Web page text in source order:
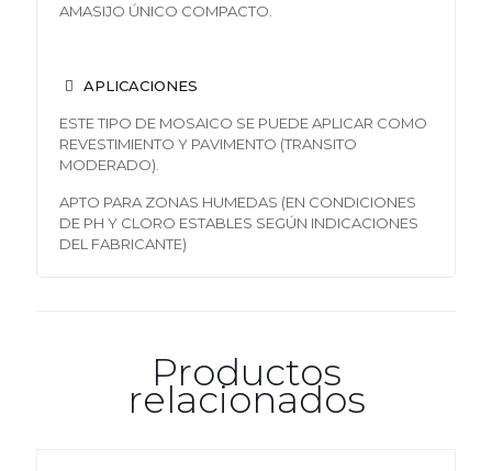
AMASIJO ÚNICO COMPACTO.
APLICACIONES
ESTETIPO DE MOSAICO SE PUEDEAPLICAR COMO
REVESTIMIENTO Y PAVIMENTO (TRANSITO
MODERADO)
APTO PARA ZONAS HUMEDAS (EN CONDICIONES
DE PH Y CL ORO ESTABLES SEGÚN INDICACIONES
DEL FABRICANTE)
Productos
relacionados